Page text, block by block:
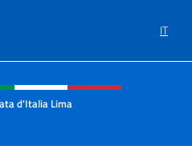
IT
social e menù
d'Italia Lima